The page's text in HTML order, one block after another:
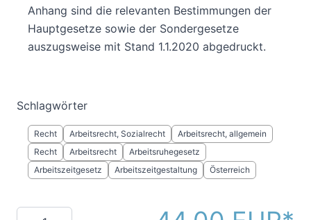
Anhang sind die relevanten Bestimmungen der
Hauptgesetze sowie der Sondergesetze
auszugsweise mit Stand 1.1.2020 abgedruckt.
Schlagwörter
Recht Arbeitsrecht, Sozialrecht
Arbeitsrecht, allgemein
Recht
Arbeitsrecht
Arbeitsruhegesetz
Arbeitszeitgesetz
Arbeitszeitgestaltung Österreich
Menge